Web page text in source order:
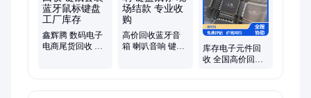
鑫辉腾 数码电子
电商尾货回收 键
高价回收蓝牙音
箱 喇叭音响 键盘
库存电子元件回
收 全国高价回收